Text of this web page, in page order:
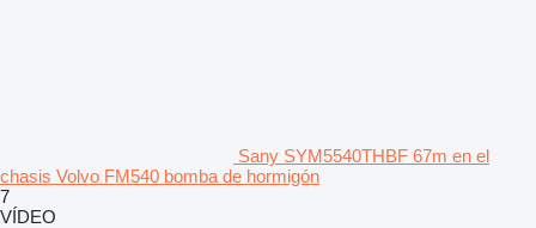
Sany SYM5540THBF 67m en el
chasis Volvo FM540 bomba de hormigón
7
VÍDEO